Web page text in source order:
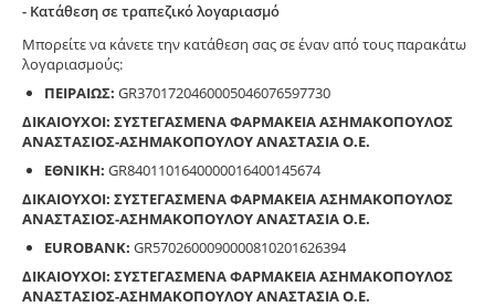
- Κατάθεση σε τραπεζικό λογαριασμό
Μπορείτε να κάνετε την κατάθεση σας σε έναν από τους παρακάτω
λογαριασμούς:
ΠΕΙΡΑΙΩΣ: GR3701720460005046076597730
ΔΙΚΑΙΟΥΧΟΙ: ΣΥΣΤΕΓΑΣΜΕΝΑ ΦΑΡΜΑΚΕΙΑ ΑΣΗΜΑΚΟΠΟΥΛΟΣ
ΑΝΑΣΤΑΣΙΟΣ-ΑΣΗΜΑΚΟΠΟΥΛΟΥ ΑΝΑΣΤΑΣΙΑ Ο.Ε.
ΕΘΝΙΚΗ: GR8401101640000016400145674
ΔΙΚΑΙΟΥΧΟΙ: ΣΥΣΤΕΓΑΣΜΕΝΑ ΦΑΡΜΑΚΕΙΑ ΑΣΗΜΑΚΟΠΟΥΛΟΣ
ΑΝΑΣΤΑΣΙΟΣ-ΑΣΗΜΑΚΟΠΟΥΛΟΥ ΑΝΑΣΤΑΣΙΑ Ο.Ε.
EUROBANK: GR5702600090000810201626394
ΔΙΚΑΙΟΥΧΟΙ: ΣΥΣΤΕΓΑΣΜΕΝΑ ΦΑΡΜΑΚΕΙΑ ΑΣΗΜΑΚΟΠΟΥΛΟΣ
ΑΝΑΣΤΑΣΙΟΣ-ΑΣΗΜΑΚΟΠΟΥΛΟΥ ΑΝΑΣΤΑΣΙΑ Ο.Ε.